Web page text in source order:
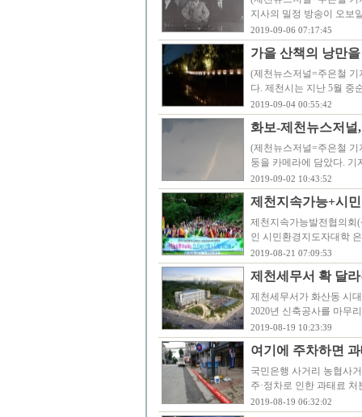
지사의 밀정 방송이 오보
2019-09-06 07:17:45
가을 산책의 낭만
(제천뉴스저널=주은철
다. 제천시는 지난 5월 중
2019-09-04 00:55:42
화보-제천뉴스저
(제천뉴스저널=주은철
둥을 카메라에 담았다.
2019-09-02 10:43:52
제천지속가능+시
제천지속가능발전협의회
인 시민환경지도자대학
2019-08-21 07:09:53
제천세무서 확 달
제천세무서가 화산동 시
2020년 신축공사를 마무
2019-08-19 10:23:39
여기에 주차하면
국민은행 사거리 농협사
주·정차로 인한 과태료
2019-08-19 06:32:02